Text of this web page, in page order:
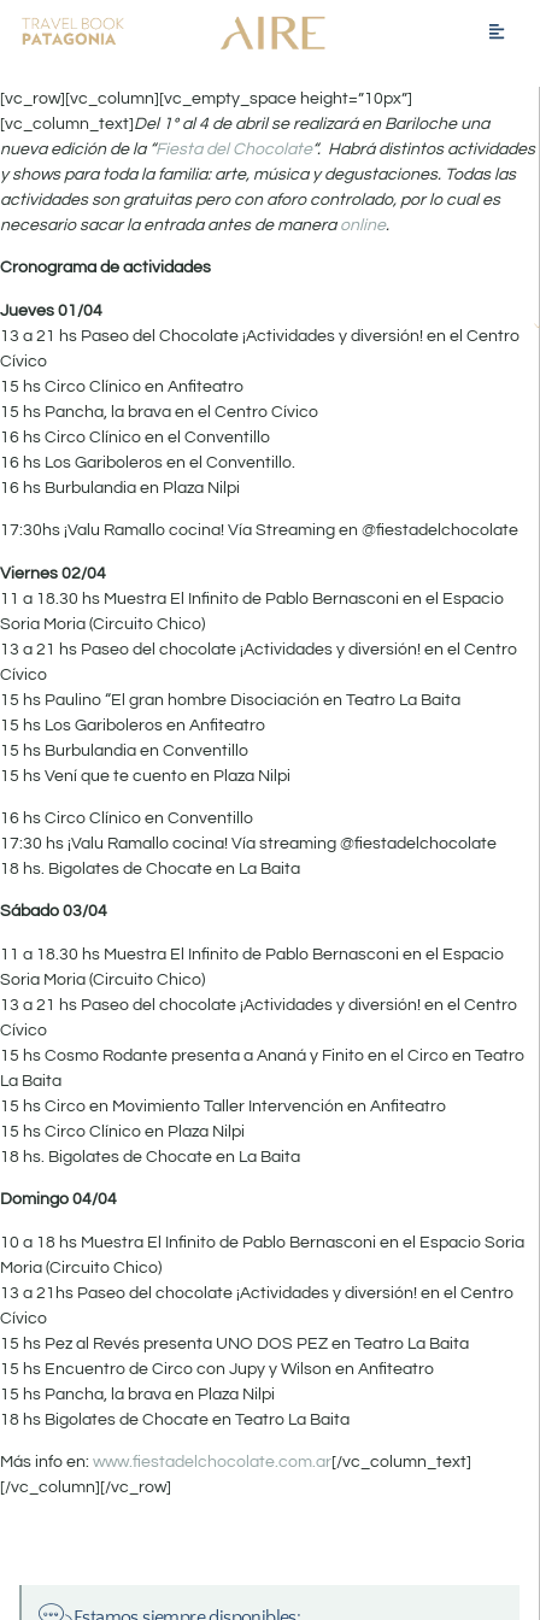
[vc_row][vc_column][vc_empty_space height=”10px”]
[vc_column_text] Del 1º al 4 de abril se realizará en Bariloche una
nueva edición de la “Fiesta del Chocolate“. Habrá distintos actividades
y shows para toda la familia: arte, música y degustaciones. Todas las
actividades son gratuitas pero con aforo controlado, por lo cual es
necesario sacar la entrada antes de manera online.
Cronograma de actividades
Jueves 01/04
13 a 21 hs Paseo del Chocolate ¡Actividades y diversión! en el Centro
Cívico
15 hs Circo Clínico en Anfiteatro
15 hs Pancha, la brava en el Centro Cívico
16 hs Circo Clínico en el Conventillo
16 hs Los Gariboleros en el Conventillo.
16 hs Burbulandia en Plaza Nilpi
17:30hs ¡Valu Ramallo cocina! Vía Streaming en @fiestadelchocolate
Viernes 02/04
11 a 18.30 hs Muestra El Infinito de Pablo Bernasconi en el Espacio
Soria Moria (Circuito Chico)
13 a 21 hs Paseo del chocolate ¡Actividades y diversión! en el Centro
Cívico
15 hs Paulino “El gran hombre Disociación en Teatro La Baita
15 hs Los Gariboleros en Anfiteatro
15 hs Burbulandia en Conventillo
15 hs Vení que te cuento en Plaza Nilpi
16 hs Circo Clínico en Conventillo
17:30 hs ¡Valu Ramallo cocina! Vía streaming @fiestadelchocolate
18 hs. Bigolates de Chocate en La Baita
Sábado 03/04
11 a 18.30 hs Muestra El Infinito de Pablo Bernasconi en el Espacio
Soria Moria (Circuito Chico)
13 a 21 hs Paseo del chocolate ¡Actividades y diversión! en el Centro
Cívico
15 hs Cosmo Rodante presenta a Ananá y Finito en el Circo en Teatro
La Baita
15 hs Circo en Movimiento Taller Intervención en Anfiteatro
15 hs Circo Clínico en Plaza Nilpi
18 hs. Bigolates de Chocate en La Baita
Domingo 04/04
10 a 18 hs Muestra El Infinito de Pablo Bernasconi en el Espacio Soria
Moria (Circuito Chico)
13 a 21hs Paseo del chocolate ¡Actividades y diversión! en el Centro
Cívico
15 hs Pez al Revés presenta UNO DOS PEZ en Teatro La Baita
15 hs Encuentro de Circo con Jupy y Wilson en Anfiteatro
15 hs Pancha, la brava en Plaza Nilpi
18 hs Bigolates de Chocate en Teatro La Baita
Más info en: www.fiestadelchocolate.com.ar[/vc_column_text]
[/vc_column][/vc_row]